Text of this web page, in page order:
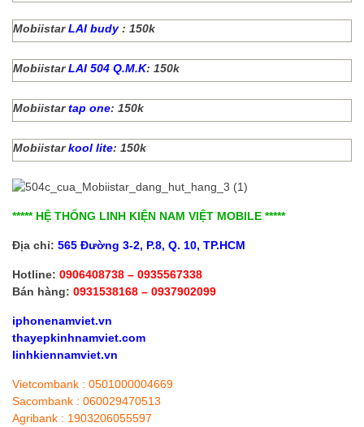
MobiistarLAI budy: 150k
MobiistarLAI 504 Q.M.K: 150k
Mobiistartap one: 150k
Mobiistarkool lite: 150k
***** HỆ THỐNG LINH KIỆN NAM VIỆT MOBILE *****
Địa chỉ: 565 Đường 3-2, P.8, Q. 10, TP.HCM
Hotline: 0906408738 – 0935567338
Bán hàng: 0931538168 – 0937902099
iphonenamviet.vn
thayepkinhnamviet.com
linhkiennamviet.vn
Vietcombank : 0501000004669
Sacombank : 060029470513
Agribank : 1903206055597